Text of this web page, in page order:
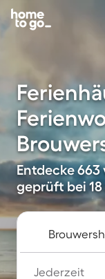
Entdecke
geprüft bei
Jederzeit